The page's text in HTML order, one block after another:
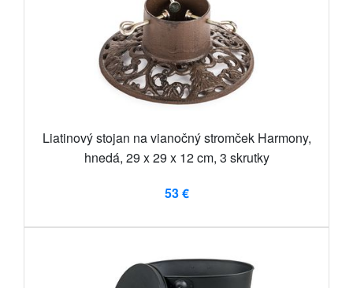
Liatinový stojan na vianočný stromček Harmony,
hnedá, 29 x 29 x 12 cm, 3 skrutky
53 €